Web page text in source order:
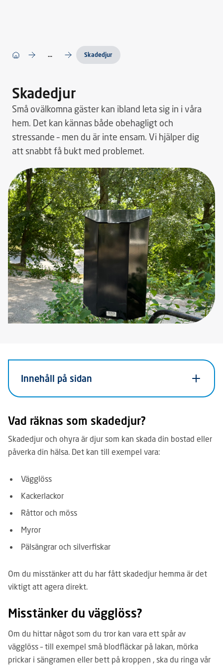
... Skadedjur
Skadedjur
Små ovälkomna gäster kan ibland leta sig in i våra
hem. Det kan kännas både obehagligt och
stressande – men du är inte ensam. Vi hjälper dig
att snabbt få bukt med problemet.
Innehåll på sidan
Vad räknas som skadedjur?
Skadedjur och ohyra är djur som kan skada din bostad eller
påverka din hälsa. Det kan till exempel vara:
Vägglöss
Kackerlackor
Råttor och möss
Myror
Pälsängrar och silverfiskar
Om du misstänker att du har fått skadedjur hemma är det
viktigt att agera direkt.
Misstänker du vägglöss?
Om du hittar något som du tror kan vara ett spår av
vägglöss – till exempel små blodfläckar på lakan, mörka
prickar i sängramen eller bett på kroppen , ska du ringa vår